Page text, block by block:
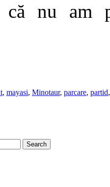
că nu am
, mayasi, Minotaur, parcare, partid,